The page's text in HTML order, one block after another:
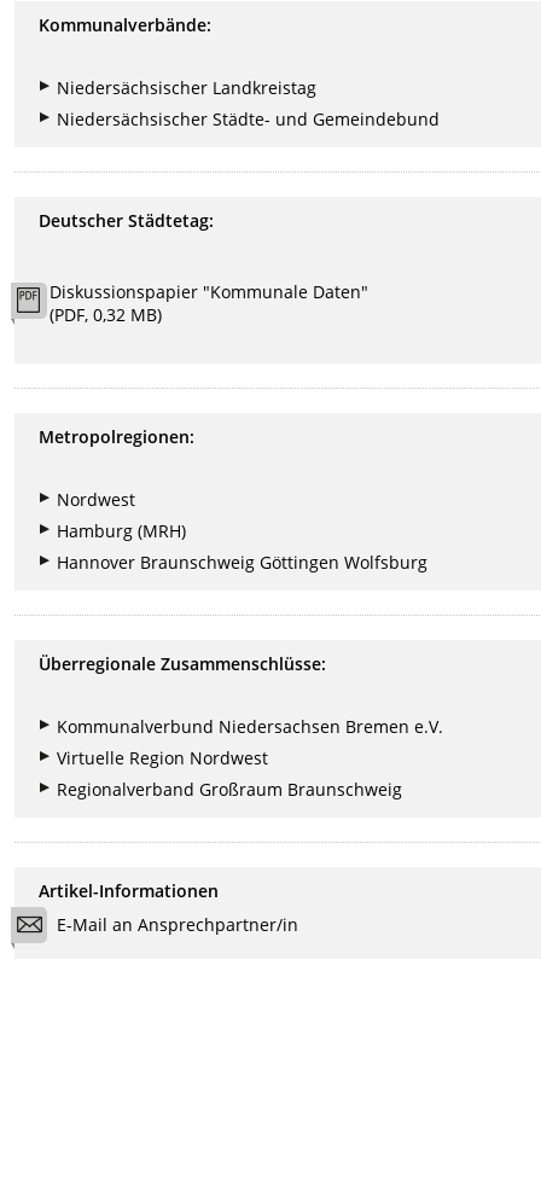
Kommunalverbände:
Niedersächsischer Landkreistag
Niedersächsischer Städte- und Gemeindebund
Deutscher Städtetag:
Diskussionspapier "Kommunale Daten"
(PDF, 0,32 MB)
Metropolregionen:
Nordwest
Hamburg (MRH)
Hannover Braunschweig Göttingen Wolfsburg
Überregionale Zusammenschlüsse:
Kommunalverbund Niedersachsen Bremen e.V.
Virtuelle Region Nordwest
Regionalverband Großraum Braunschweig
Artikel-Informationen
E-Mail an Ansprechpartner/in